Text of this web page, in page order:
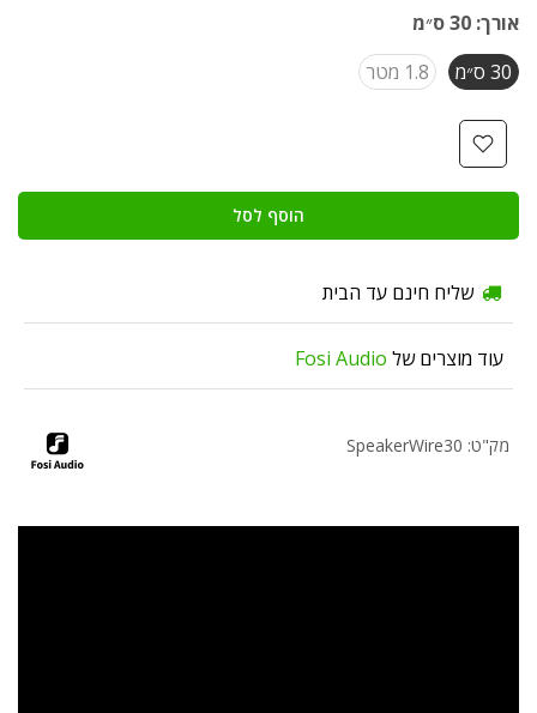
אורך: 30 ס״מ
30 ס״מ
1.8 מטר
הוסף לסל
שליח חינם עד הבית
עוד מוצרים של Fosi Audio
מק"ט: SpeakerWire30